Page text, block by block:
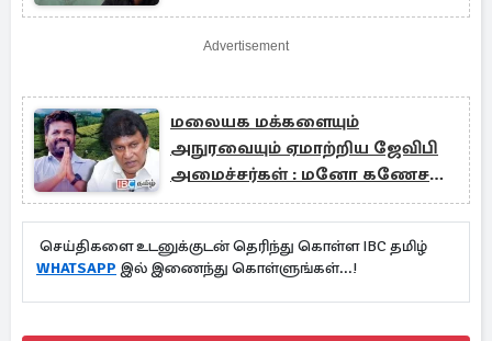
Advertisement
மலையக மக்களையும்
அநுரவையும் ஏமாற்றிய ஜேவிபி
அமைச்சர்கள் : மனோ கணேசன்
குற்றச்சாட்டு
செய்திகளை உடனுக்குடன் தெரிந்து கொள்ள IBC தமிழ்
WHATSAPP இல் இணைந்து கொள்ளுங்கள்...!